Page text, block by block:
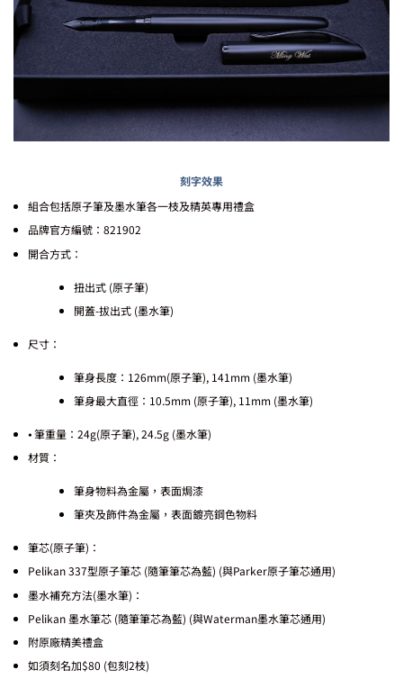
刻字效果
組合包括原子筆及墨水筆各一枝及精英專用禮盒
品牌官方編號：821902
開合方式：
扭出式 (原子筆)
開蓋-拔出式 (墨水筆)
尺寸：
筆身長度：126mm(原子筆), 141mm (墨水筆)
筆身最大直徑：10.5mm (原子筆), 11mm (墨水筆)
⦁ 筆重量：24g(原子筆), 24.5g (墨水筆)
材質：
筆身物料為金屬，表面焗漆
筆夾及飾件為金屬，表面鍍亮鋼色物料
筆芯(原子筆)：
Pelikan 337型原子筆芯 (隨筆筆芯為藍) (與Parker原子筆芯通用)
墨水補充方法(墨水筆)：
Pelikan 墨水筆芯 (隨筆筆芯為藍) (與Waterman墨水筆芯通用)
附原廠精美禮盒
如須刻名加$80 (包刻2枝)